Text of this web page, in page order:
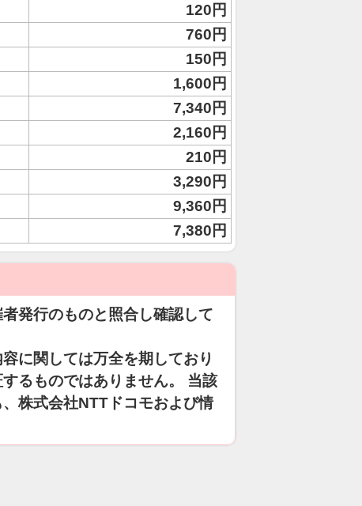
120円
760円
150円
1,600円
7,340円
2,160円
210円
3,290円
9,360円
7,380円
発行のものと照合し確認して
に関しては万全を期しており
るものではありません。 当該
株式会社NTTドコモおよび情